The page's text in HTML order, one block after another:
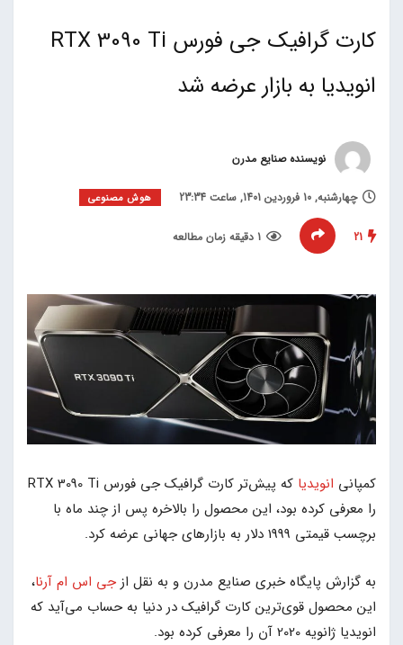
کارت گرافیک جی فورس RTX 3090 Ti
انویدیا به بازار عرضه شد
نویسنده صنایع مدرن
چهارشنبه, 10 فروردین 1401, ساعت 23:34 هوش مصنوعی
21 1 دقیقه زمان مطالعه
کمپانی انویدیا
که پیش‌تر کارت گرافیک جی فورس RTX 3090 Ti
را معرفی کرده بود، این محصول را بالاخره پس از چند ماه با
برچسب قیمتی 1999 دلار به بازارهای جهانی عرضه کرد.
به گزارش پایگاه خبری صنایع مدرن و به نقل از جی اس ام آرنا،
این محصول قوی‌ترین کارت گرافیک در دنیا به حساب می‌آید که
انویدیا ژانویه 2020 آن را معرفی کرده بود.